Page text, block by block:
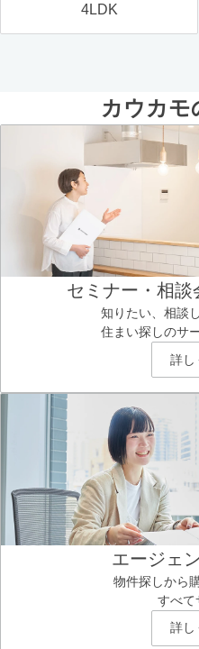
4LDK
カウカモ
セミナー・相談
知りたい、相談
住まい探しのサ
詳し
エージェ
物件探しから
すべて
詳し